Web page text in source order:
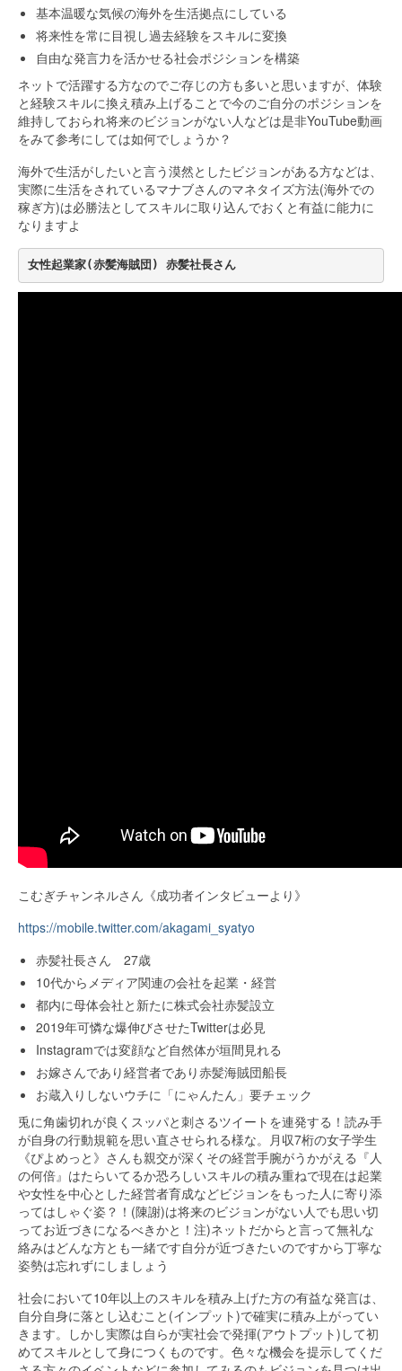
基本温暖な気候の海外を生活拠点にしている
将来性を常に目視し過去経験をスキルに変換
自由な発言力を活かせる社会ポジションを構築
ネットで活躍する方なのでご存じの方も多いと思いますが、体験
と経験スキルに換え積み上げることで今のご自分のポジションを
維持しておられ将来のビジョンがない人などは是非YouTube動画
をみて参考にしては如何でしょうか？
海外で生活がしたいと言う漠然としたビジョンがある方などは、
実際に生活をされているマナブさんのマネタイズ方法(海外での
稼ぎ方)は必勝法としてスキルに取り込んでおくと有益に能力に
なりますよ
女性起業家(赤髪海賊団) 赤髪社長さん
こむぎチャンネルさん《成功者インタビューより》
https://mobile.twitter.com/akagami_syatyo
赤髪社長さん 27歳
10代からメディア関連の会社を起業・経営
都内に母体会社と新たに株式会社赤髪設立
2019年可憐な爆伸びさせたTwitterは必見
Instagramでは変顔など自然体が垣間見れる
お嫁さんであり経営者であり赤髪海賊団船長
お蔵入りしないウチに「にゃんたん」要チェック
兎に角歯切れが良くスッパと刺さるツイートを連発する！読み手
が自身の行動規範を思い直させられる様な。月収7桁の女子学生
《ぴよめっと》さんも親交が深くその経営手腕がうかがえる『人
の何倍』はたらいてるか恐ろしいスキルの積み重ねで現在は起業
や女性を中心とした経営者育成などビジョンをもった人に寄り添
ってはしゃぐ姿？！(陳謝)は将来のビジョンがない人でも思い切
ってお近づきになるべきかと！注)ネットだからと言って無礼な
絡みはどんな方とも一緒です自分が近づきたいのですから丁寧な
姿勢は忘れずにしましょう
社会において10年以上のスキルを積み上げた方の有益な発言は、
自分自身に落とし込むこと(インプット)で確実に積み上がってい
きます。しかし実際は自らが実社会で発揮(アウトプット)して初
めてスキルとして身につくものです。色々な機会を提示してくだ